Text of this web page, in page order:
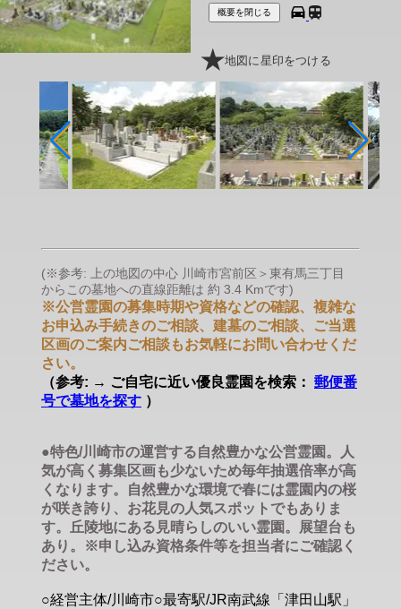
概要を閉じる
地図に星印をつける
(※参考: 上の地図の中心 川崎市宮前区＞東有馬三丁目
からこの墓地への直線距離は 約 3.4 Kmです)
※公営霊園の募集時期や資格などの確認、複雑な
お申込み手続きのご相談、建墓のご相談、ご当選
区画のご案内ご相談もお気軽にお問い合わせくだ
さい。
（参考: → ご自宅に近い優良霊園を検索： 郵便番
号で墓地を探す ）
●特色/川崎市の運営する自然豊かな公営霊園。人
気が高く募集区画も少ないため毎年抽選倍率が高
くなります。自然豊かな環境で春には霊園内の桜
が咲き誇り、お花見の人気スポットでもありま
す。丘陵地にある見晴らしのいい霊園。展望台も
あり。※申し込み資格条件等を担当者にご確認く
ださい。
○経営主体/川崎市○最寄駅/JR南武線「津田山駅」